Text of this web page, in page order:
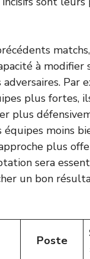
à modifier
Par
plus fortes,
plus
moins
plus
sera
un bon
Poste